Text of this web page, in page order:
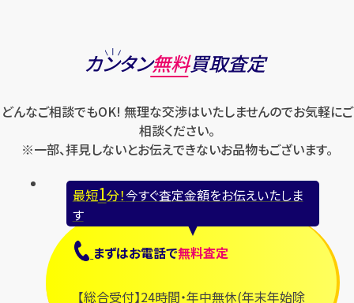
まずはお電話で無料査定
【総合受付】24時間・年中無休(年末年
始除く)
メールで無料相談する
カンタン無料買取査定
どんなご相談でもOK! 無理な交渉はいたしませんのでお気軽にご
相談ください。
※一部、拝見しないとお伝えできないお品物もございます。
最短1分！今すぐ査定金額をお伝えいたしま
す
まずはお電話で無料査定
【総合受付】24時間・年中無休(年末年始除